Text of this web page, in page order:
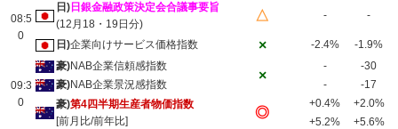
08:5
0
日) 日銀金融政策決定会合議事要旨
(12月18・19日分)
△ - -
日)企業向けサービス価格指数 × -2.4% -1.9%
09:3
0
豪)NAB企業信頼感指数
×
-
-30
豪)NAB企業景況感指数 -
-17
豪)第4四半期生産者物価指数
[前月比/前年比]
◎
+0.4%
+2.0%
+5.2%
+5.6%